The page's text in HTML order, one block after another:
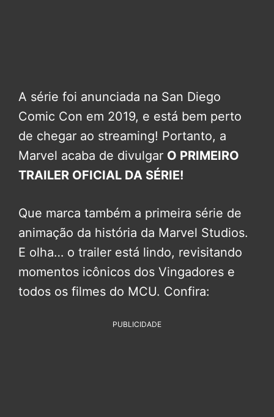
A série foi anunciada na San Diego
Comic Con em 2019, e está bem perto
de chegar ao streaming! Portanto, a
Marvel acaba de divulgar O PRIMEIRO
TRAILER OFICIAL DA SÉRIE!
Que marca também a primeira série de
animação da história da Marvel Studios.
E olha… o trailer está lindo, revisitando
momentos icônicos dos Vingadores e
todos os filmes do MCU. Confira:
PUBLICIDADE